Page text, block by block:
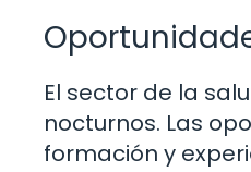
El sector de la
nocturnos. Las
formación y